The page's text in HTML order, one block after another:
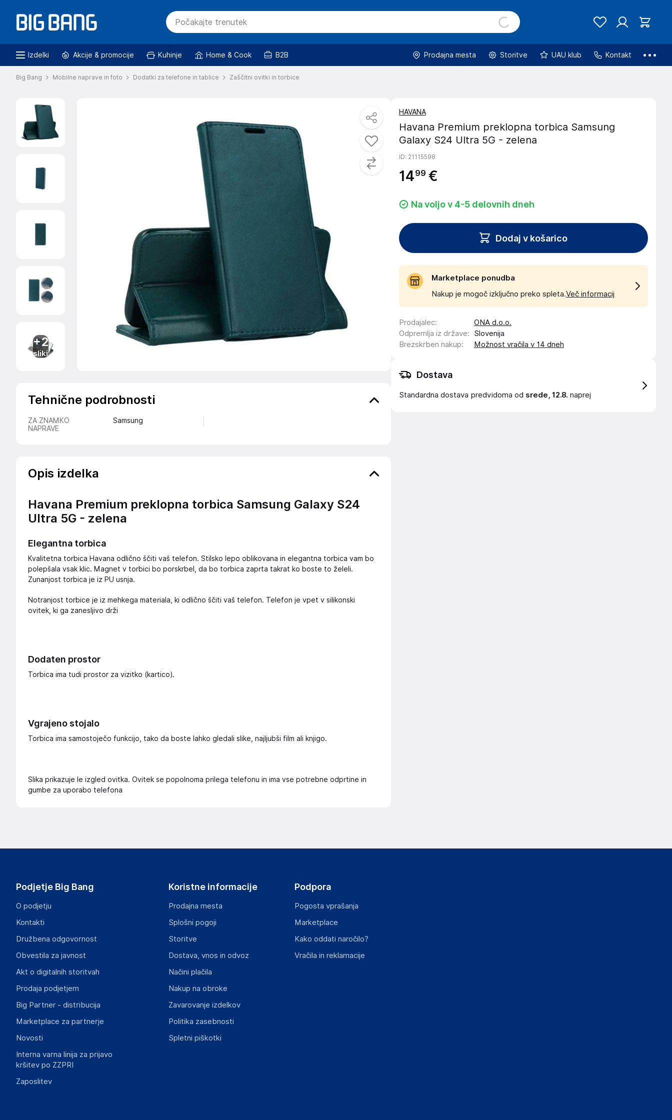
Izdelki Akcije & promocije Kuhinje Home & Cook B2B Prodajna mesta Storitve UAU klub Kontakt
Big Bang Mobilne naprave in foto Dodatki za telefone in tablice Zaščitni ovitki in torbice
+2
sliki
Tehnične podrobnosti
ZA ZNAMKO
NAPRAVE
Samsung
Opis izdelka
Havana Premium preklopna torbica Samsung Galaxy S24
Ultra 5G - zelena
Elegantna torbica
Kvalitetna torbica Havana odlično ščiti vaš telefon. Stilsko lepo oblikovana in elegantna torbica vam bo
polepšala vsak klic. Magnet v torbici bo porskrbel, da bo torbica zaprta takrat ko boste to želeli.
Zunanjost torbica je iz PU usnja.
Notranjost torbice je iz mehkega materiala, ki odlično ščiti vaš telefon. Telefon je vpet v silikonski
ovitek, ki ga zanesljivo drži
Dodaten prostor
Torbica ima tudi prostor za vizitko (kartico).
Vgrajeno stojalo
Torbica ima samostoječo funkcijo, tako da boste lahko gledali slike, najljubši film ali knjigo.
Slika prikazuje le izgled ovitka. Ovitek se popolnoma prilega telefonu in ima vse potrebne odprtine in
gumbe za uporabo telefona
HAVANA
Havana Premium preklopna torbica Samsung
Galaxy S24 Ultra 5G - zelena
ID: 21115598
1499 €
Na voljo v 4-5 delovnih dneh
Dodaj v košarico
Marketplace ponudba
Nakup je mogoč izključno preko spleta.Več informacij
Prodajalec:
ONA d.o.o.
Odpremlja iz države:
Slovenija
Brezskrben nakup: Možnost vračila v 14 dneh
Dostava
Standardna dostava predvidoma od srede, 12.8. naprej
Podjetje Big Bang
O podjetju
Kontakti
Družbena odgovornost
Obvestila za javnost
Akt o digitalnih storitvah
Prodaja podjetjem
Big Partner - distribucija
Marketplace za partnerje
Novosti
Interna varna linija za prijavo
kršitev po ZZPRI
Zaposlitev
Koristne informacije
Prodajna mesta
Splošni pogoji
Storitve
Dostava, vnos in odvoz
Načini plačila
Nakup na obroke
Zavarovanje izdelkov
Politika zasebnosti
Spletni piškotki
Podpora
Pogosta vprašanja
Marketplace
Kako oddati naročilo?
Vračila in reklamacije